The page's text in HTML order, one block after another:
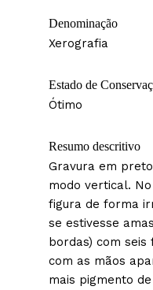
Denominação
Xerografia
Estado de
Ótimo
Resumo descritivo
Gravura em
modo vertical.
figura de forma
se estivesse
bordas) com seis
com as mãos
mais pigmento